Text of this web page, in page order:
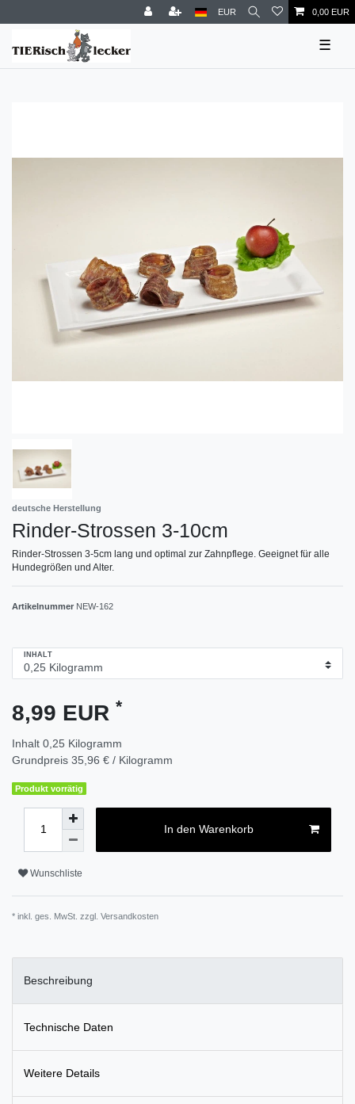
EUR 0,00 EUR
☰
deutsche Herstellung
Rinder-Strossen 3-10cm
Rinder-Strossen 3-5cm lang und optimal zur Zahnpflege. Geeignet für alle
Hundegrößen und Alter.
Artikelnummer NEW-162
INHALT
8,99 EUR *
Inhalt 0,25 Kilogramm
Grundpreis 35,96 € / Kilogramm
Produkt vorrätig
In den Warenkorb
Wunschliste
* inkl. ges. MwSt. zzgl. Versandkosten
Beschreibung
Technische Daten
Weitere Details